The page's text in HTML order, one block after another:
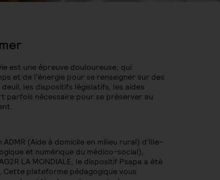
est une épreuve douloureuse, qui
et de l’énergie pour se renseigner sur des
les dispositifs législatifs, les aides
parfois nécessaire pour se préserver au
(Aide à domicile en milieu rural) d’Ille-
et numérique du médico-social),
LA MONDIALE, le dispositif Psapa a été
Cette plateforme pédagogique vous